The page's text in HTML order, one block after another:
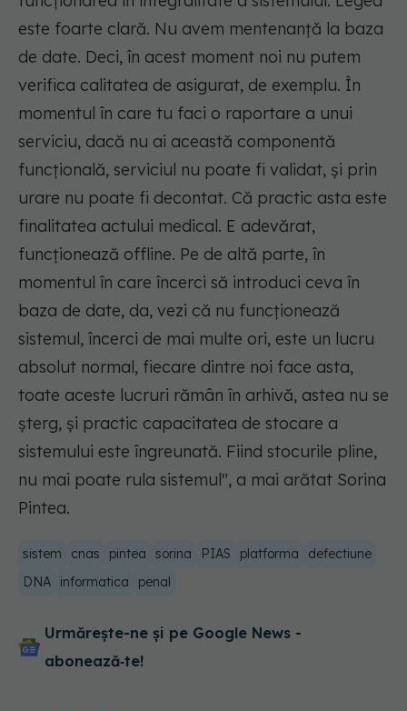
este foarte clară. Nu avem mentenanță la baza
de date. Deci, în acest moment noi nu putem
verifica calitatea de asigurat, de exemplu. În
momentul în care tu faci o raportare a unui
serviciu, dacă nu ai această componentă
funcțională, serviciul nu poate fi validat, și prin
urare nu poate fi decontat. Că practic asta este
finalitatea actului medical. E adevărat,
funcționează offline. Pe de altă parte, în
momentul în care încerci să introduci ceva în
baza de date, da, vezi că nu funcționează
sistemul, încerci de mai multe ori, este un lucru
absolut normal, fiecare dintre noi face asta,
toate aceste lucruri rămân în arhivă, astea nu se
șterg, și practic capacitatea de stocare a
sistemului este îngreunată. Fiind stocurile pline,
nu mai poate rula sistemul", a mai arătat Sorina
Pintea.
sistem cnas pintea sorina PIAS platforma
defectiune
DNA
informatica penal
Urmărește-ne și pe Google News -
abonează‑te!